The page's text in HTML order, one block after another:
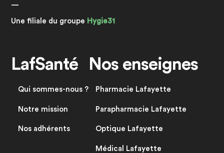
—
Une filiale du groupe Hygie31
LafSanté
Qui sommes-nous ?
Notre mission
Nos adhérents
Nos enseignes
Pharmacie Lafayette
Parapharmacie Lafayette
Optique Lafayette
Médical Lafayette